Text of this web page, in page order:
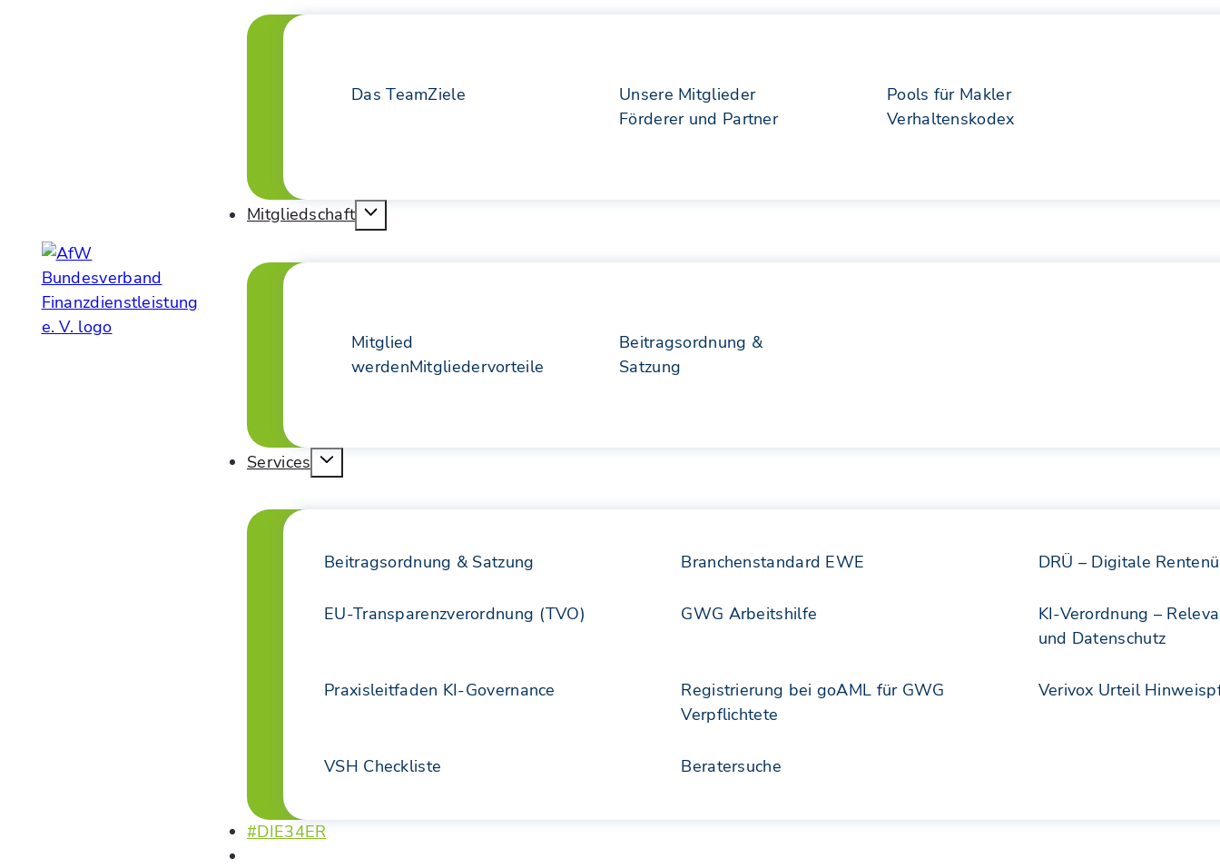
Das TeamZiele
Unsere Mitglieder
Förderer und Partner
Pools für Makler
Verhaltenskodex
Mitgliedschaft
Mitglied
werdenMitgliedervorteile
Beitragsordnung &
Satzung
Services
Beitragsordnung & Satzung Branchenstandard EWE DRÜ – Digitale
EU-Transparenzverordnung (TVO) GWG Arbeitshilfe
KI-Verordnung –
und Datenschutz
Praxisleitfaden KI-Governance
Registrierung bei goAML für GWG
Verpflichtete
Verivox Urteil
VSH Checkliste Beratersuche
#DIE34ER